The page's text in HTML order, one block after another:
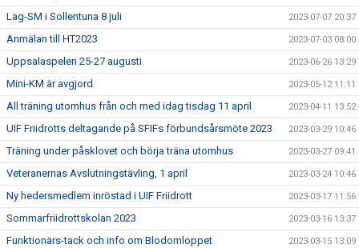
Lag-SM i Sollentuna 8 juli 2023-07-07 20:37
Anmälan till HT2023 2023-07-03 08:00
Uppsalaspelen 25-27 augusti 2023-06-26 13:29
Mini-KM är avgjord 2023-05-12 11:11
All träning utomhus från och med idag tisdag 11 april 2023-04-11 13:52
UIF Friidrotts deltagande på SFIFs förbundsårsmöte 2023 2023-03-29 10:46
Träning under påsklovet och börja träna utomhus 2023-03-27 09:41
Veteranernas Avslutningstävling, 1 april 2023-03-24 10:46
Ny hedersmedlem inröstad i UIF Friidrott 2023-03-17 11:56
Sommarfriidrottskolan 2023 2023-03-16 13:37
Funktionärs-tack och info om Blodomloppet 2023-03-15 13:09